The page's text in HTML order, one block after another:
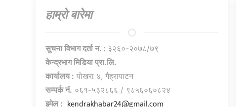
हाम्राे बारेमा
सुचना विभाग दर्ता न. : ३२६०-२०७८/७९
केन्द्रभाग मिडिया प्रा.लि.
कार्यालय : पोखरा ४, गैह्रापाटन
सम्पर्क नं. ०६१-५३२८६६ / ९८५६०६०८२४
इमेल : kendrakhabar24@gmail.com